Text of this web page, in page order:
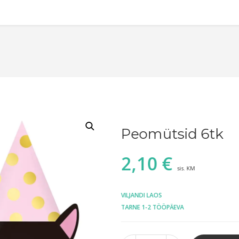
Peomütsid 6tk
2,10 € sis. KM
VILJANDI LAOS
TARNE 1-2 TÖÖPÄEVA